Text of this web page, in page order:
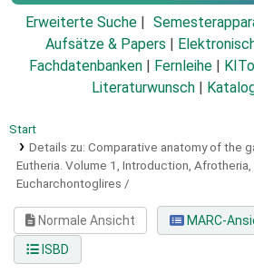
Erweiterte Suche
Aufsätze & Papers
Fachdatenbanken
Fernleihe
Literaturwunsch
Start
Details zu: Comparative anatomy of the
Eutheria. Volume 1, Introduction, Afrotheria,
Eucharchontoglires /
Normale Ansicht
MARC-
ISBD